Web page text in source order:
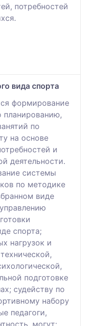
потребностей
вида спорта
формирование
планированию,
по
на основе
и
деятельности.
системы
по методике
виде
спорта;
нагрузок и
подготовке
судейству по
набору
педагоги,
могут: